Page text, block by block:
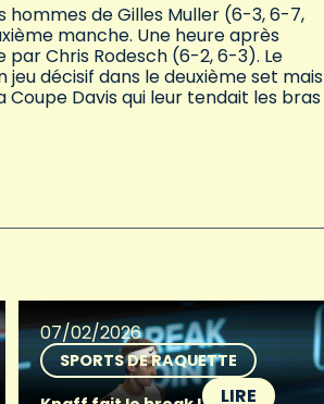
hommes de Gilles Muller (6-3, 6-7,
manche. Une heure après
Chris Rodesch (6-2, 6-3). Le
décisif dans le deuxième set mais
Davis qui leur tendait les bras
07/02/2026
SPORTS DE RAQUETTE
LIRE